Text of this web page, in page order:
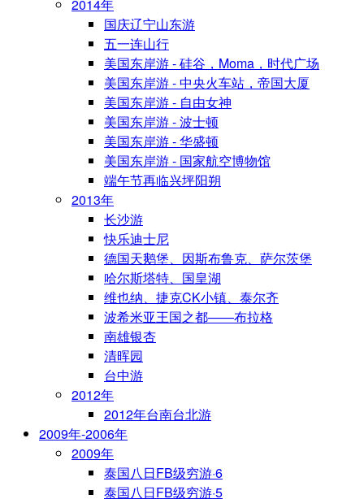
2014年
国庆辽宁山东游
五一连山行
美国东岸游 - 硅谷，Moma，时代广场
美国东岸游 - 中央火车站，帝国大厦
美国东岸游 - 自由女神
美国东岸游 - 波士顿
美国东岸游 - 华盛顿
美国东岸游 - 国家航空博物馆
端午节再临兴坪阳朔
2013年
长沙游
快乐迪士尼
德国天鹅堡、因斯布鲁克、萨尔茨堡
哈尔斯塔特、国皇湖
维也纳、捷克CK小镇、泰尔齐
波希米亚王国之都——布拉格
南雄银杏
清晖园
台中游
2012年
2012年台南台北游
2009年-2006年
2009年
泰国八日FB级穷游·6
泰国八日FB级穷游·5